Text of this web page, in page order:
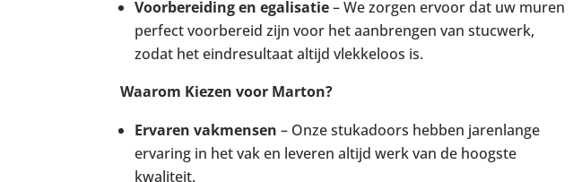
Voorbereiding en egalisatie– We zorgen ervoor dat uw muren
perfect voorbereid zijn voor het aanbrengen van stucwerk,
zodat het eindresultaat altijd vlekkeloos is.
Waarom Kiezen voor Marton?
Ervaren vakmensen – Onze stukadoors hebben jarenlange
ervaring in het vak en leveren altijd werk van de hoogste
kwaliteit.